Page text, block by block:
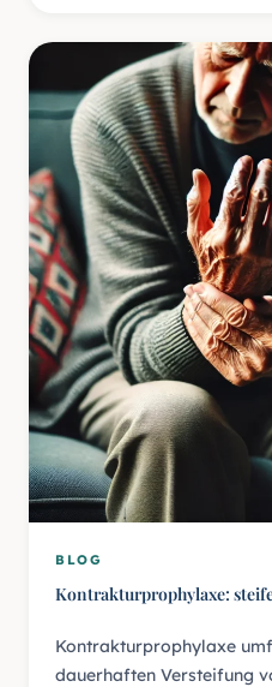
BLOG
Kontrakturprophylaxe:
Kontrakturprophylaxe
dauerhaften Versteifung